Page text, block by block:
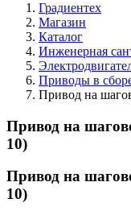
Градиентех
Магазин
Каталог
Инженерная
Приводы в
Привод на
Привод на
10)
Привод на
10)